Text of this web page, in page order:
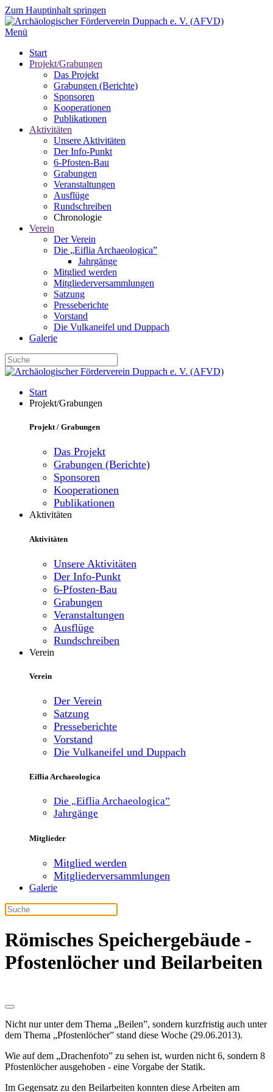
Zum Hauptinhalt springen
Menü
Start
Projekt/Grabungen
Das Projekt
Grabungen (Berichte)
Sponsoren
Kooperationen
Publikationen
Aktivitäten
Unsere Aktivitäten
Der Info-Punkt
6-Pfosten-Bau
Grabungen
Veranstaltungen
Ausflüge
Rundschreiben
Chronologie
Verein
Der Verein
Die „Eiflia Archaeologica”
Jahrgänge
Mitglied werden
Mitgliederversammlungen
Satzung
Presseberichte
Vorstand
Die Vulkaneifel und Duppach
Galerie
Start
Projekt/Grabungen
Projekt / Grabungen
Das Projekt
Grabungen (Berichte)
Sponsoren
Kooperationen
Publikationen
Aktivitäten
Aktivitäten
Unsere Aktivitäten
Der Info-Punkt
6-Pfosten-Bau
Grabungen
Veranstaltungen
Ausflüge
Rundschreiben
Verein
Verein
Der Verein
Satzung
Presseberichte
Vorstand
Die Vulkaneifel und Duppach
Eiflia Archaeologica
Die „Eiflia Archaeologica”
Jahrgänge
Mitglieder
Mitglied werden
Mitgliederversammlungen
Galerie
Römisches Speichergebäude -
Pfostenlöcher und Beilarbeiten
Nicht nur unter dem Thema „Beilen”, sondern kurzfristig auch unter
dem Thema „Pfostenlöcher” stand diese Woche (29.06.2013).
Wie auf dem „Drachenfoto” zu sehen ist, wurden nicht 6, sondern 8
Pfostenlöcher ausgehoben - eine Vorgabe der Statik.
Im Gegensatz zu den Beilarbeiten konnten diese Arbeiten am